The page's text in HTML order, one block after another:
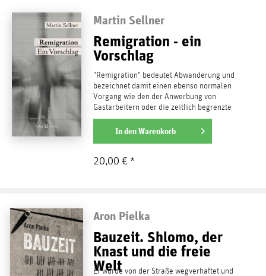
Martin Sellner
Remigration - ein
Vorschlag
"Remigration" bedeutet Abwanderung und
bezeichnet damit einen ebenso normalen
Vorgang wie den der Anwerbung von
Gastarbeitern oder die zeitlich begrenzte
Aufnahme von...
weiterlesen
In denWarenkorb
20,00 € *
Aron Pielka
Bauzeit. Shlomo, der
Knast und die freie
Welt
Er wurde von der Straße wegverhaftet und